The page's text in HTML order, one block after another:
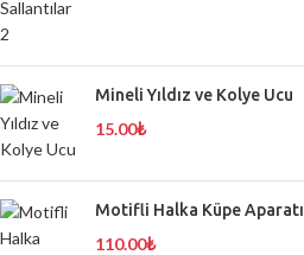
Mineli Yıldız ve Kolye Ucu
15.00₺
Motifli Halka Küpe Aparatı
110.00₺